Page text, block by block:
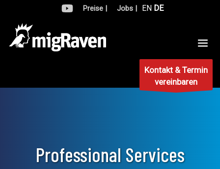
Preise | Jobs | EN DE
Kontakt & Termin
vereinbaren
Professional Services